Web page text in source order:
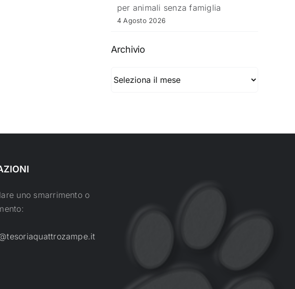
per animali senza famiglia
4 Agosto 2026
Archivio
uno smarrimento o